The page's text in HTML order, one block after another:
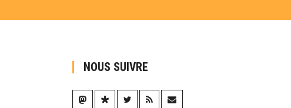
NOUS SUIVRE